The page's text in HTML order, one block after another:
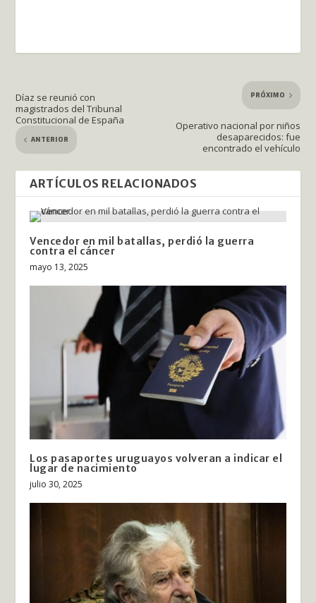
Díaz se reunió con
magistrados del Tribunal
Constitucional de España
ANTERIOR
PRÓXIMO
Operativo nacional por niños
desaparecidos: fue
encontrado el vehículo
ARTÍCULOS RELACIONADOS
Vencedor en mil batallas, perdió la guerra
contra el cáncer
mayo 13, 2025
Los pasaportes uruguayos volveran a indicar el
lugar de nacimiento
julio 30, 2025